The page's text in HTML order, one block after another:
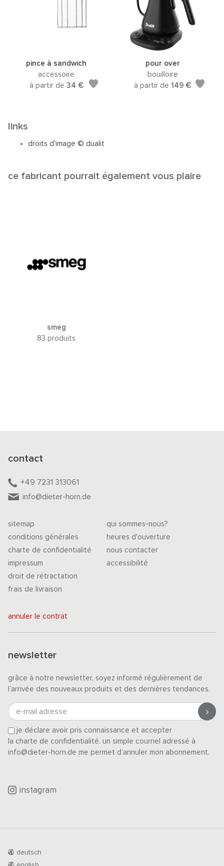
pince à sandwich
accessoire
à partir de 34 €
pour over
bouilloire
à partir de149 €
links
droits d'image © dualit
ce fabricant pourrait également vous plaire
smeg
83 produits
contact
+49 7231 313061
info@dieter-horn.de
sitemap
conditions générales
charte de confidentialité
impressum
droit de rétractation
frais de livraison
qui sommes-nous?
heures d'ouverture
nous contacter
accessibilité
annuler le contrat
newsletter
grâce à notre newsletter, soyez informé régulièrement de
l’arrivée des nouveaux produits et des dernières tendances.
e-mail adresse
je déclare avoir pris connaissance et accepter
la charte de confidentialité. un simple courriel adressé à
info@dieter-horn.de me permet d’annuler mon abonnement.
instagram
deutsch